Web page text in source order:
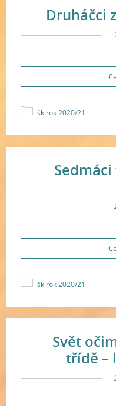
Druháčci
šk.rok 2020/21
šk.rok 2020/21
Svět
třídě –